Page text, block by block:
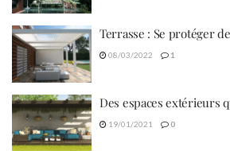
Terrasse : Se protéger
08/03/2022 1
Des espaces extérieurs
19/01/2021 0